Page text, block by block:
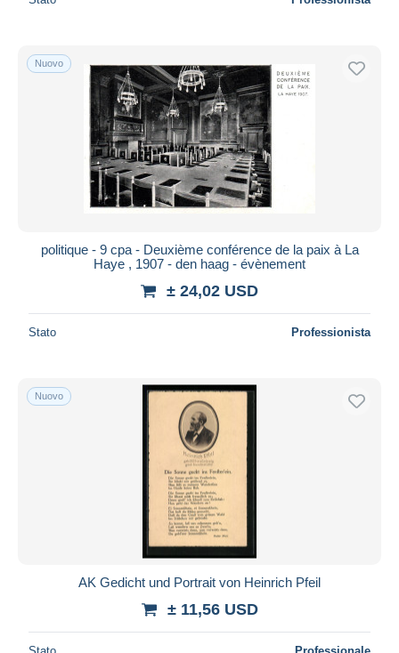
Nuovo
politique - 9 cpa - Deuxième conférence de la paix à La
Haye , 1907 - den haag - évènement
± 24,02 USD
Stato Professionista
Nuovo
AK Gedicht und Portrait von Heinrich Pfeil
± 11,56 USD